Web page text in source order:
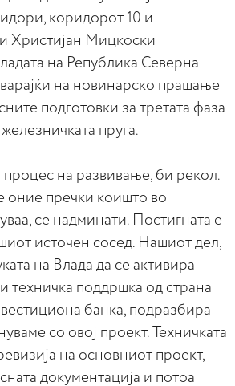
коридорот 10 и
Христијан Мицкоски
на Република Северна
на новинарско прашање
подготовки за третата фаза
пруга.
процес на развивање, би рекол.
оние пречки коишто во
се надминати. Постигната е
источен сосед. Нашиот дел,
на Влада да се активира
техничка поддршка од страна
банка, подразбира
со овој проект. Техничката
на основниот проект,
документација и потоа